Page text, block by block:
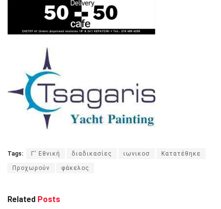
Tags: Γ' Εθνική διαδικασίες ιωνικοσ Κατατέθηκε
Προχωρούν φάκελος
Related Posts